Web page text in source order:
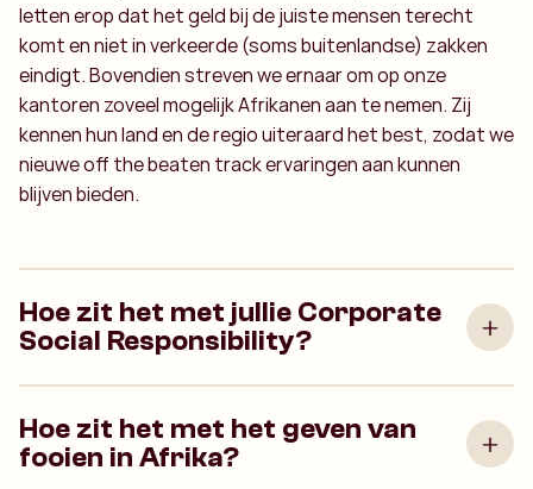
letten erop dat het geld bij de juiste mensen terecht
komt en niet in verkeerde (soms buitenlandse) zakken
eindigt. Bovendien streven we ernaar om op onze
kantoren zoveel mogelijk Afrikanen aan te nemen. Zij
kennen hun land en de regio uiteraard het best, zodat we
nieuwe off the beaten track ervaringen aan kunnen
blijven bieden.
Hoe zit het met jullie Corporate
Social Responsibility?
Hoe zit het met het geven van
fooien in Afrika?